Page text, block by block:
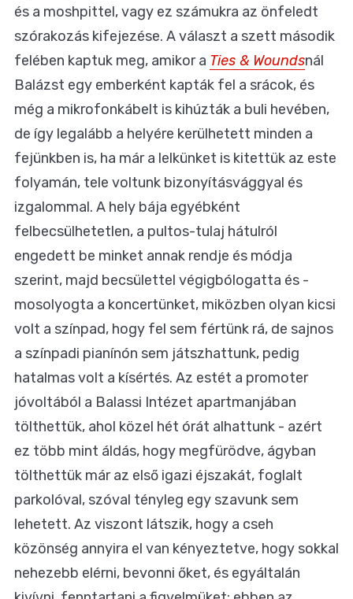
és a moshpittel, vagy ez számukra az önfeledt
szórakozás kifejezése. A választ a szett második
felében kaptuk meg, amikor a Ties & Woundsnál
Balázst egy emberként kapták fel a srácok, és
még a mikrofonkábelt is kihúzták a buli hevében,
de így legalább a helyére kerülhetett minden a
fejünkben is, ha már a lelkünket is kitettük az este
folyamán, tele voltunk bizonyításvággyal és
izgalommal. A hely bája egyébként
felbecsülhetetlen, a pultos-tulaj hátulról
engedett be minket annak rendje és módja
szerint, majd becsülettel végigbólogatta és -
mosolyogta a koncertünket, miközben olyan kicsi
volt a színpad, hogy fel sem fértünk rá, de sajnos
a színpadi pianínón sem játszhattunk, pedig
hatalmas volt a kísértés. Az estét a promoter
jóvoltából a Balassi Intézet apartmanjában
tölthettük, ahol közel hét órát alhattunk - azért
ez több mint áldás, hogy megfürödve, ágyban
tölthettük már az első igazi éjszakát, foglalt
parkolóval, szóval tényleg egy szavunk sem
lehetett. Az viszont látszik, hogy a cseh
közönség annyira el van kényeztetve, hogy sokkal
nehezebb elérni, bevonni őket, és egyáltalán